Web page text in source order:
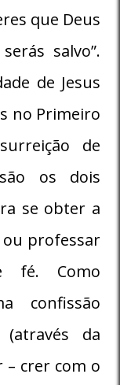
que Deus
salvo”.
de Jesus
no Primeiro
de
os dois
se obter a
ou professar
fé. Como
confissão
da
– crer com o